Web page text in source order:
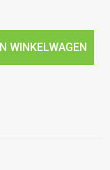
WINKELWAGEN